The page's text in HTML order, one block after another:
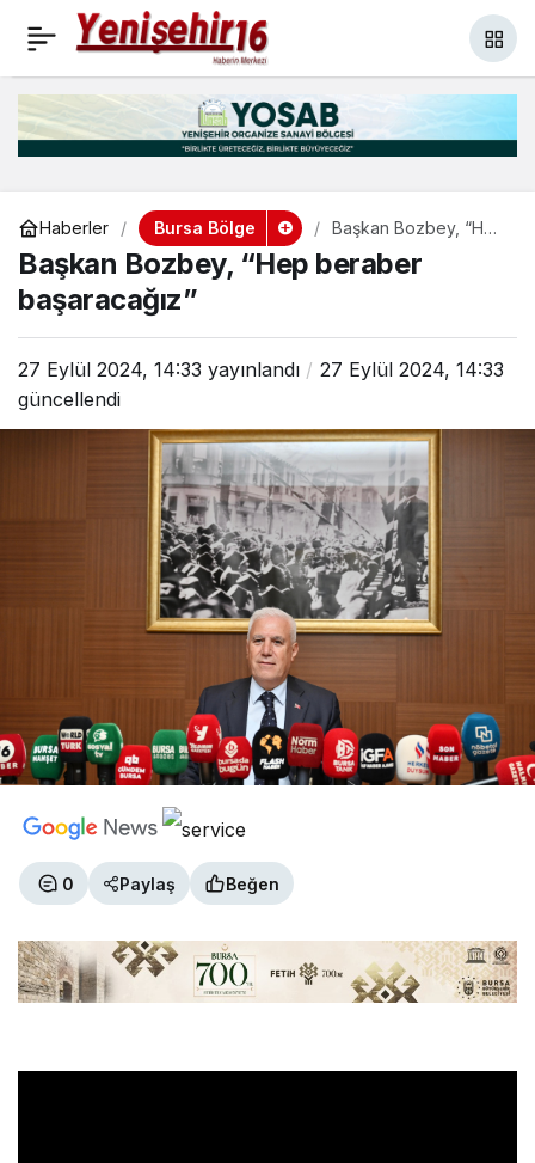
Haberler Bursa Bölge
Başkan Bozbey, “Hep
Başkan Bozbey, “Hep beraber
başaracağız”
27 Eylül 2024, 14:33 yayınlandı
27 Eylül 2024, 14:33
güncellendi
0 Paylaş Beğen
Bursa Büyükşehir’den
sünnet şöleni coşkusu
Paylaş